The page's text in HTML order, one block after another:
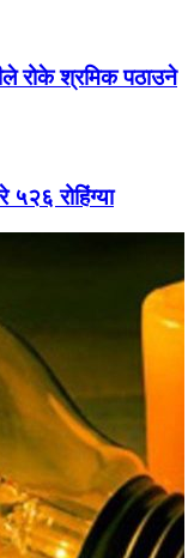
रोके श्रमिक पठाउने
५२६ रोहिंग्या